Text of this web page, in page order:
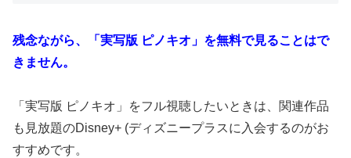
残念ながら、「実写版 ピノキオ」を無料で見ることはで
きません。
「実写版 ピノキオ」をフル視聴したいときは、関連作品
も見放題のDisney+ (ディズニープラスに入会するのがお
すすめです。